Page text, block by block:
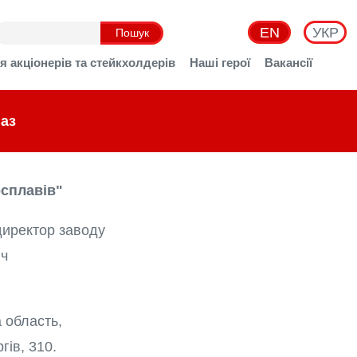
УКР
EN
акціонерів та стейкхолдерів Наші герої Вакансії
заводу
область,
310.